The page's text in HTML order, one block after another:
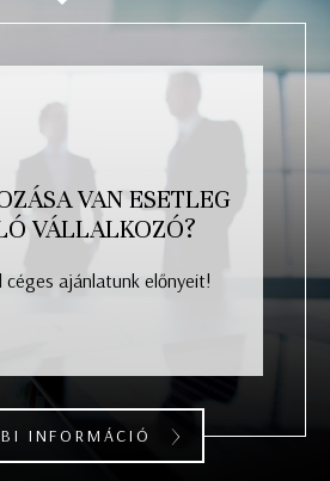
VAN ESETLEG
VÁLLALKOZÓ?
céges ajánlatunk előnyeit!
INFORMÁCIÓ